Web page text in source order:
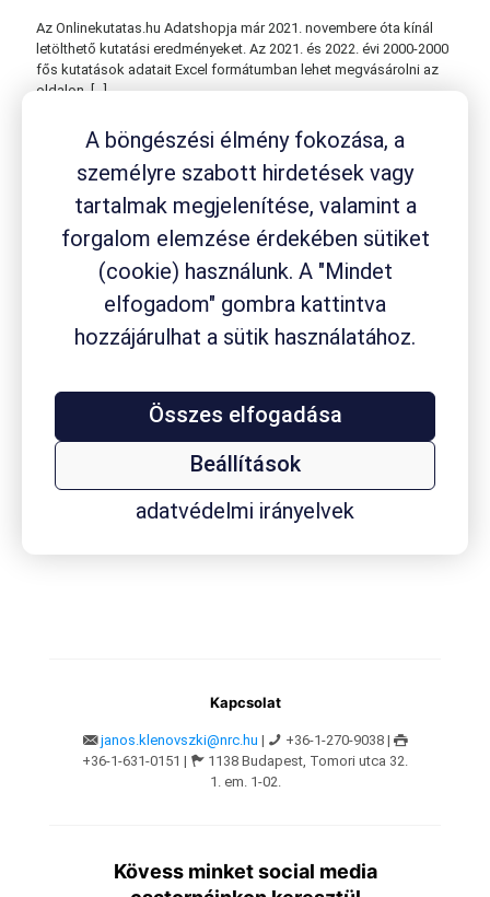
A böngészési élmény fokozása, a
személyre szabott hirdetések vagy
tartalmak megjelenítése, valamint a
forgalom elemzése érdekében sütiket
(cookie) használunk. A "Mindet
elfogadom" gombra kattintva
hozzájárulhat a sütik használatához.
Összes elfogadása
Beállítások
adatvédelmi irányelvek
Az Onlinekutatas.hu Adatshopja már 2021. novembere óta kínál
letölthető kutatási eredményeket. Az 2021. és 2022. évi 2000-2000
fős kutatások adatait Excel formátumban lehet megvásárolni az
oldalon.[…]
Online kutatási adatok webáruházból: gyorsan,
egyszerűen, hozzáférhetően
Az Onlinekutatas.hu-nál 2021. novembere óta működik hazánk
első olyan webáruháza, ahol naprakész piackutatási adatsorokat
lehet venni háttérelemzéssel. A negyedévente feltöltött új
adatszettek (szindikált adatszolgáltatás) lényege, hogy
Kapcsolat
janos.klenovszki@nrc.hu |
+36-1-270-9038 |
+36-1-631-0151 |
1138 Budapest, Tomori utca 32.
1. em. 1-02.
Kövess minket social media